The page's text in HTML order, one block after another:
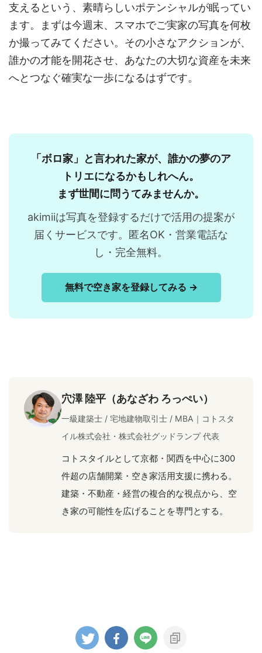
支えるという、素晴らしいポテンシャルが眠ってい
ます。まずは今週末、スマホでご実家の写真を何枚
か撮ってみてください。その小さなアクションが、
誰かの才能を開花させ、あなたの大切な資産を未来
へとつなぐ確実な一歩になるはずです。
「ボロ家」と言われた家が、誰かの夢のア
トリエになるかもしれへん。
まず世間に問うてみませんか。
akimiiは写真を登録するだけで活用の提案が
届くサービスです。匿名OK・営業電話な
し・完全無料。
無料で空き家を登録してみる →
穴澤 陸平（あなざわ ろっぺい）
一級建築士 / 宅地建物取引士 / MBA｜コトスタ
イル株式会社・株式会社グッドランプ 代表
コトスタイルとして京都・関西を中心に300
件超の店舗開業・空き家活用支援に携わる。
建築・不動産・経営の複合的な視点から、空
き家の可能性を広げることを専門とする。